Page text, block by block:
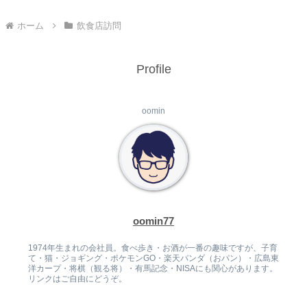
ホーム 飲食店訪問
Profile
oomin
oomin77
1974年生まれの会社員。食べ歩き・お酒が一番の趣味ですが、子育
て・猫・ジョギング・ポケモンGO・楽天パンダ（おパン）・広島東
洋カープ・将棋（観る将）・有馬記念・NISAにも関心があります。
リンクはご自由にどうぞ。